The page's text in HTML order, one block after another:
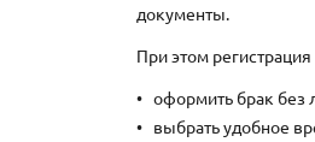
документы.
При этом
оформить брак
выбрать удобное